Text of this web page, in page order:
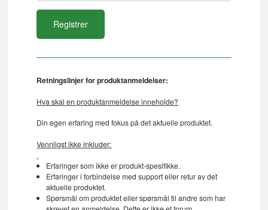
Retningslinjer for produktanmeldelser:
Hva skal en produktanmeldelse inneholde?
Din egen erfaring med fokus på det aktuelle produktet.
Vennligst ikke inkluder:
Erfaringer som ikke er produkt-spesifikke.
Erfaringer i forbindelse med support eller retur av det
aktuelle produktet.
Spørsmål om produktet eller spørsmål til andre som har